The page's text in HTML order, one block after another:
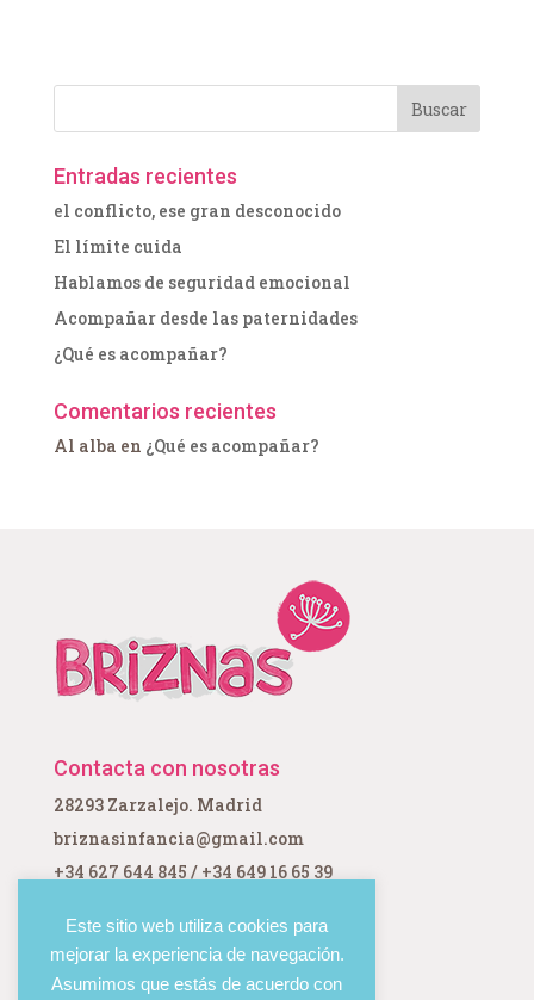
Entradas recientes
el conflicto, ese gran desconocido
El límite cuida
Hablamos de seguridad emocional
Acompañar desde las paternidades
¿Qué es acompañar?
Comentarios recientes
Al alba en ¿Qué es acompañar?
Contacta con nosotras
28293 Zarzalejo. Madrid
briznasinfancia@gmail.com
+34 627 644 845 / +34 649 16 65 39
Este sitio web utiliza cookies para
mejorar la experiencia de navegación.
Asumimos que estás de acuerdo con